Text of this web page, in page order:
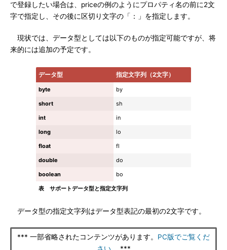
で登録したい場合は、priceの例のようにプロパティ名の前に2文
字で指定し、その後に区切り文字の「：」を指定します。
現状では、データ型としては以下のものが指定可能ですが、将
来的には追加の予定です。
データ型 指定文字列（2文字）
byte
by
short
sh
int
in
long
lo
float
fl
double
do
boolean
bo
表 サポートデータ型と指定文字列
データ型の指定文字列はデータ型表記の最初の2文字です。
*** 一部省略されたコンテンツがあります。 PC版でご覧くだ